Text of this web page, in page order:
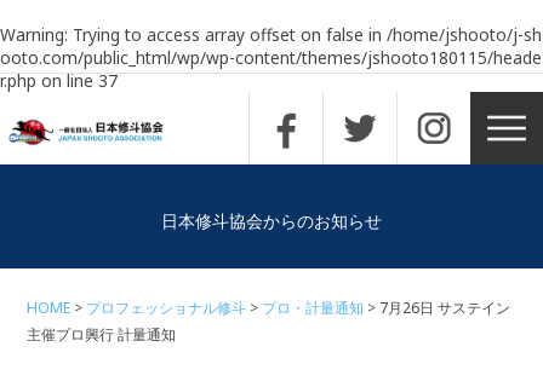
Warning: Trying to access array offset on false in /home/jshooto/j-sh
ooto.com/public_html/wp/wp-content/themes/jshooto180115/heade
r.phpon line37
日本修斗協会からのお知らせ
HOME プロフェッショナル修斗 プロ・計量通知
7月26日 サステイン
主催プロ興行 計量通知